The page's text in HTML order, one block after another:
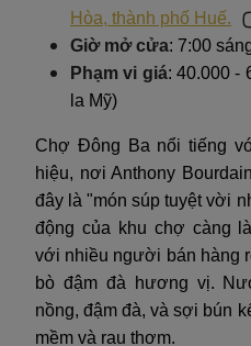
Hòa, thành phố Huế.
Giờ mở cửa: 7:00
Phạm vi giá: 40.000 -
la Mỹ)
Chợ Đông Ba nổi tiếng
hiệu, nơi Anthony
đây là "món súp tuyệt vời
động của khu chợ càng
với nhiều người bán hàng
bò đậm đà hương vị.
nồng, đậm đà, và sợi bún
mềm và rau thơm.